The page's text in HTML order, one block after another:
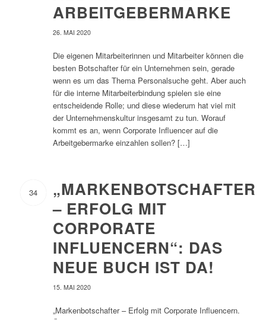
ARBEITGEBERMARKE
26. MAI 2020
Die eigenen Mitarbeiterinnen und Mitarbeiter können die
besten Botschafter für ein Unternehmen sein, gerade
wenn es um das Thema Personalsuche geht. Aber auch
für die interne Mitarbeiterbindung spielen sie eine
entscheidende Rolle; und diese wiederum hat viel mit
der Unternehmenskultur insgesamt zu tun. Worauf
kommt es an, wenn Corporate Influencer auf die
Arbeitgebermarke einzahlen sollen? […]
34
„MARKENBOTSCHAFTER
– ERFOLG MIT
CORPORATE
INFLUENCERN“: DAS
NEUE BUCH IST DA!
15. MAI 2020
„Markenbotschafter – Erfolg mit Corporate Influencern.